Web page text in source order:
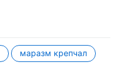
маразм крепчал